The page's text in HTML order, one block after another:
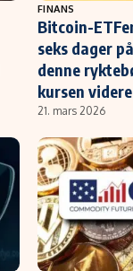
FINANS
Bitcoin-
seks dager
denne
kursen videre
21. mars 2026